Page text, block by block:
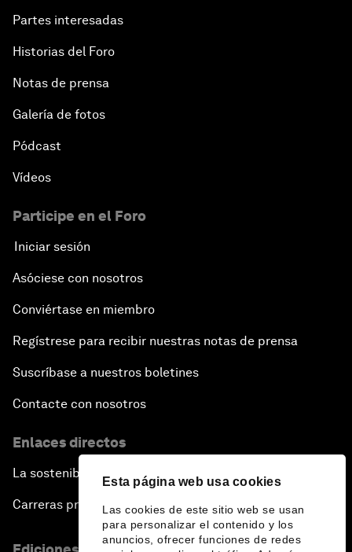
Esta página web usa cookies
Las cookies de este sitio web se usan
para personalizar el contenido y los
anuncios, ofrecer funciones de redes
Partes interesadas
Historias del Foro
Notas de prensa
Galería de fotos
Pódcast
Vídeos
Participe en el Foro
Iniciar sesión
Asóciese con nosotros
Conviértase en miembro
Regístrese para recibir nuestras notas de prensa
Suscríbase a nuestros boletines
Contacte con nosotros
Enlaces directos
La sostenibilidad en el Foro
Carreras profesionales